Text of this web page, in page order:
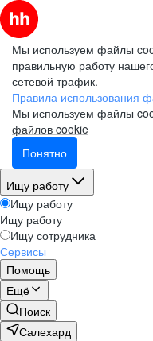
Мы используем файлы
правильную работу
сетевой трафик.
Правила использования
Мы используем файлы
файлов cookie
Понятно
Ищу работу
Ищу работу
Ищу работу
Ищу сотрудника
Сервисы
Помощь
Ещё
Поиск
Салехард